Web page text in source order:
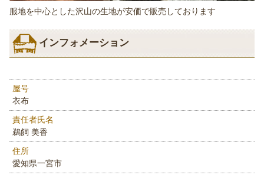
服地を中心とした沢山の生地が安価で販売しております
インフォメーション
屋号
衣布
責任者氏名
鵜飼 美香
住所
愛知県一宮市